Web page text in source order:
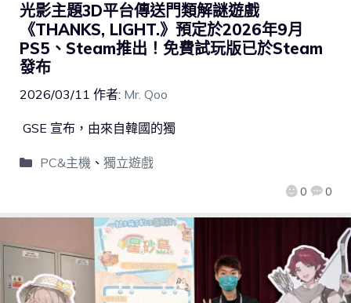
光影主題3D平台傳送門類解謎遊戲
《THANKS, LIGHT.》預定於2026年9月
PS5、Steam推出！免費試玩版已於Steam
發布
2026/03/11 作者: Mr. Qoo
0 0
GSE 宣布，由來自韓國的獨
PC&主機、 獨立遊戲